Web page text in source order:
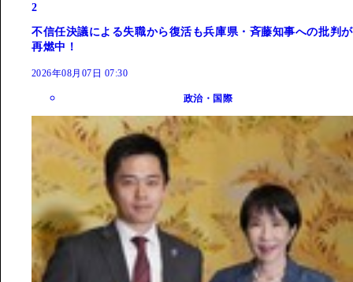
2
不信任決議による失職から復活も兵庫県・斉藤知事への批判が
再燃中！
2026年08月07日 07:30
政治・国際